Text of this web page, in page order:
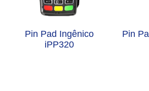
Pin Pad Ingênico
iPP320
Pin